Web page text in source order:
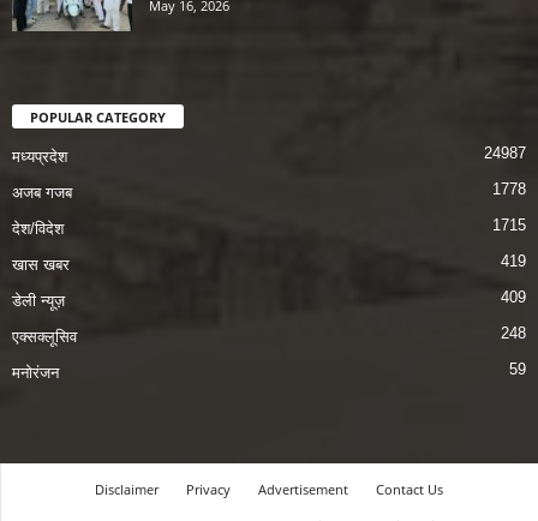
May 16, 2026
POPULAR CATEGORY
मध्यप्रदेश 24987
अजब गजब 1778
देश/विदेश 1715
खास खबर 419
डेली न्यूज़ 409
एक्सक्लूसिव 248
मनोरंजन 59
Disclaimer Privacy Advertisement
Contact Us